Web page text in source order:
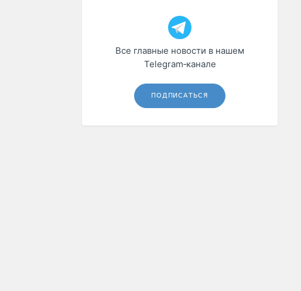
Все главные новости в нашем
Telegram‑канале
ПОДПИСАТЬСЯ